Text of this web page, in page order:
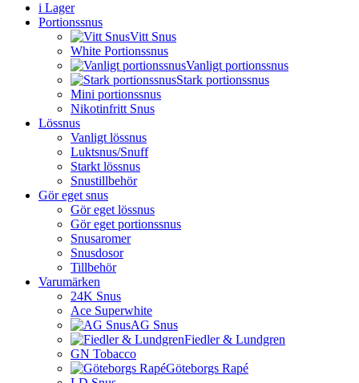
i Lager
Portionssnus
Vitt Snus
White Portionssnus
Vanligt portionssnus
Stark portionssnus
Mini portionssnus
Nikotinfritt Snus
Lössnus
Vanligt lössnus
Luktsnus/Snuff
Starkt lössnus
Snustillbehör
Gör eget snus
Gör eget lössnus
Gör eget portionssnus
Snusaromer
Snusdosor
Tillbehör
Varumärken
24K Snus
Ace Superwhite
AG Snus
Fiedler & Lundgren
GN Tobacco
Göteborgs Rapé